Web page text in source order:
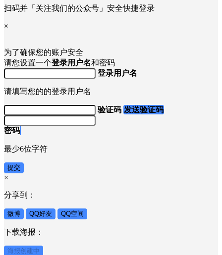
扫码并「关注我们的公众号」安全快捷登录
×
为了确保您的账户安全
请您设置一个登录用户名和密码
登录用户名
请填写您的的登录用户名
验证码 发送验证码
密码
最少6位字符
提交
×
分享到：
微博 QQ好友 QQ空间
下载海报：
海报创建中